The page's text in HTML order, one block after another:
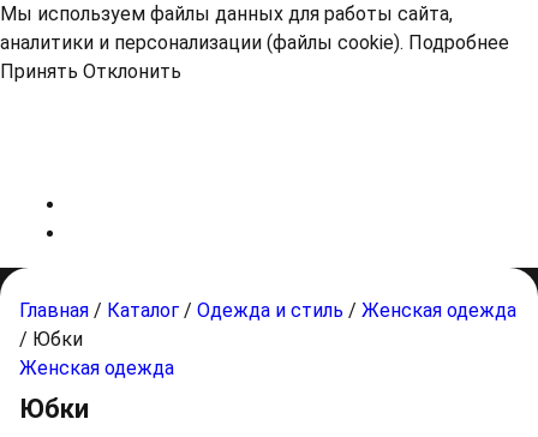
Мы используем файлы данных для работы сайта,
аналитики и персонализации (файлы cookie). Подробнее
Принять Отклонить
Главная / Каталог / Одежда и стиль / Женская одежда
/ Юбки
Женская одежда
Юбки